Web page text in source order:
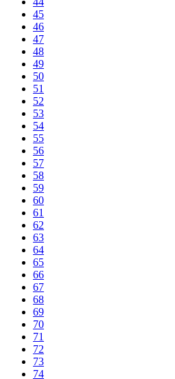
45
46
47
48
49
50
51
52
53
54
55
56
57
58
59
60
61
62
63
64
65
66
67
68
69
70
71
72
73
74